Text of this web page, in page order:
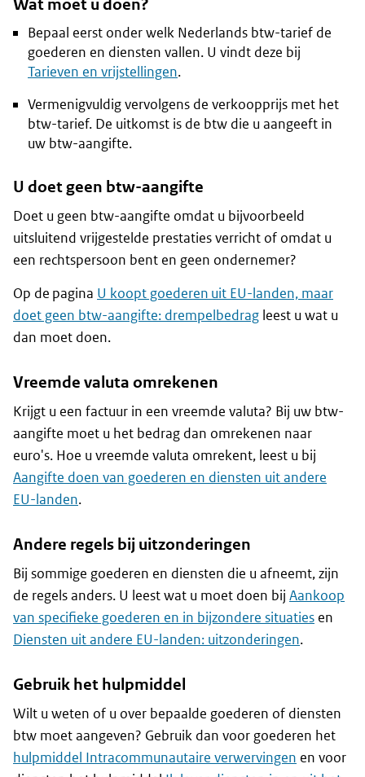
Wat moet u doen?
Bepaal eerst onder welk Nederlands btw-tarief de
goederen en diensten vallen. U vindt deze bij
Tarieven en vrijstellingen.
Vermenigvuldig vervolgens de verkoopprijs met het
btw-tarief. De uitkomst is de btw die u aangeeft in
uw btw-aangifte.
U doet geen btw-aangifte
Doet u geen btw-aangifte omdat u bijvoorbeeld
uitsluitend vrijgestelde prestaties verricht of omdat u
een rechtspersoon bent en geen ondernemer?
Op de pagina U koopt goederen uit EU-landen, maar
doet geen btw-aangifte: drempelbedrag leest u wat u
dan moet doen.
Vreemde valuta omrekenen
Krijgt u een factuur in een vreemde valuta? Bij uw btw-
aangifte moet u het bedrag dan omrekenen naar
euro's. Hoe u vreemde valuta omrekent, leest u bij
Aangifte doen van goederen en diensten uit andere
EU-landen.
Andere regels bij uitzonderingen
Bij sommige goederen en diensten die u afneemt, zijn
de regels anders. U leest wat u moet doen bij Aankoop
van specifieke goederen en in bijzondere situaties en
Diensten uit andere EU-landen: uitzonderingen.
Gebruik het hulpmiddel
Wilt u weten of u over bepaalde goederen of diensten
btw moet aangeven? Gebruik dan voor goederen het
hulpmiddel Intracommunautaire verwervingen en voor